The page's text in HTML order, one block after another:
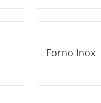
Forno Inox